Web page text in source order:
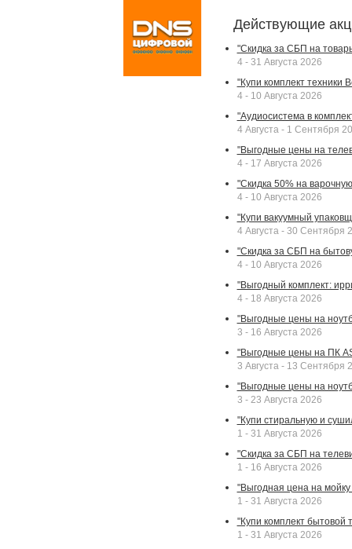
Действующие
"Скидка за СБП на
4 - 31 Августа 2026
"Купи комплект техники
4 - 10 Августа 2026
"Аудиосистема в
4 Августа - 1 Сентября
"Выгодные цены на
4 - 17 Августа 2026
"Скидка 50% на
4 - 10 Августа 2026
"Купи вакуумный
4 Августа - 30 Сентября
"Скидка за СБП на
4 - 10 Августа 2026
"Выгодный комплект:
4 - 18 Августа 2026
"Выгодные цены на
3 - 16 Августа 2026
"Выгодные цены на ПК
3 Августа - 13 Сентября
"Выгодные цены на
3 - 23 Августа 2026
"Купи стиральную и
1 - 31 Августа 2026
"Скидка за СБП на
1 - 16 Августа 2026
"Выгодная цена на
1 - 31 Августа 2026
"Купи комплект бытовой
1 - 31 Августа 2026